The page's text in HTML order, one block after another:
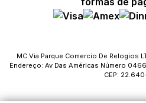
Fale
Fale
MC Via Parque Comercio De Relogios
Endereço: Av Das Américas Número
CEP:
Fale